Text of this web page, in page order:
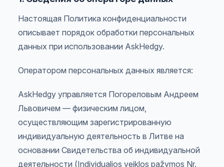
Настоящая Политика конфиденциальности
описывает порядок обработки персональных
данных при использовании AskHedgy.
Оператором персональных данных является:
AskHedgy управляется Погореловым Андреем
Львовичем — физическим лицом,
осуществляющим зарегистрированную
индивидуальную деятельность в Литве на
основании Свидетельства об индивидуальной
деятельности (Individualios veiklos pažymos Nr.